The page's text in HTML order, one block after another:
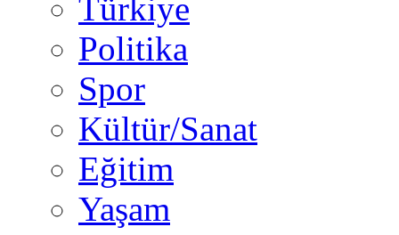
Türkiye
Politika
Spor
Kültür/Sanat
Eğitim
Yaşam